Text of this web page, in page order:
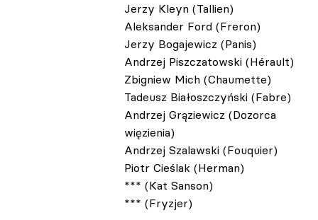
Jerzy Kleyn (Tallien)
Aleksander Ford (Freron)
Jerzy Bogajewicz (Panis)
Andrzej Piszczatowski (Hérault)
Zbigniew Mich (Chaumette)
Tadeusz Białoszczyński (Fabre)
Andrzej Grąziewicz (Dozorca
więzienia)
Andrzej Szalawski (Fouquier)
Piotr Cieślak (Herman)
*** (Kat Sanson)
*** (Fryzjer)